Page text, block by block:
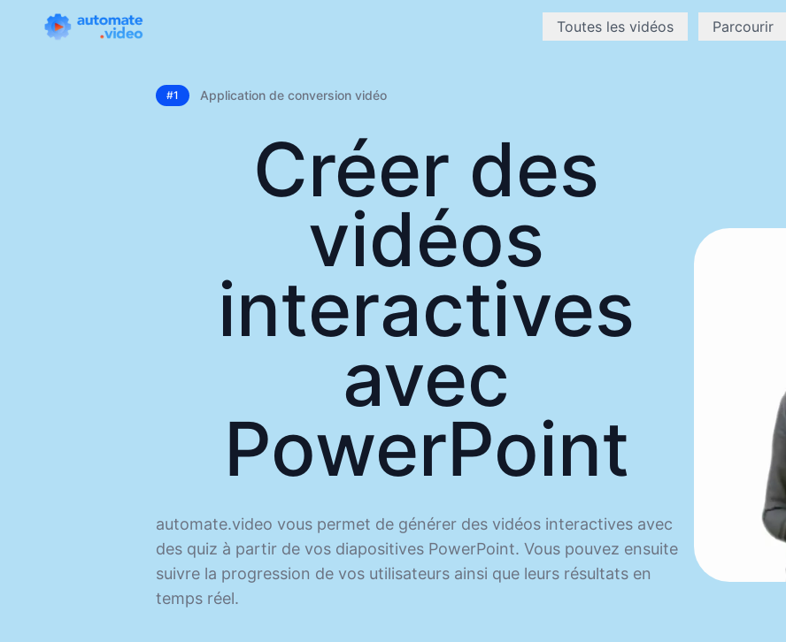
Toutes les vidéos Parcourir
#1 Application de conversion vidéo
Créer des
vidéos
interactives
avec
PowerPoint
automate.video vous permet de générer des vidéos interactives avec
des quiz à partir de vos diapositives PowerPoint. Vous pouvez ensuite
suivre la progression de vos utilisateurs ainsi que leurs résultats en
temps réel.